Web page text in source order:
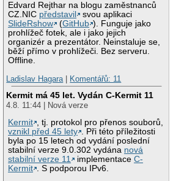
Edvard Rejthar na blogu zaměstnanců
CZ.NIC představil
svou aplikaci
SlideRshow
(GitHub ). Funguje jako
prohlížeč fotek, ale i jako jejich
organizér a prezentátor. Neinstaluje se,
běží přímo v prohlížeči. Bez serveru.
Offline.
Ladislav Hagara| Komentářů: 11
Kermit má 45 let. Vydán C-Kermit 11
4.8. 11:44 | Nová verze
Kermit , tj. protokol pro přenos souborů,
vznikl před 45 lety . Při této příležitosti
byla po 15 letech od vydání poslední
stabilní verze 9.0.302 vydána nová
stabilní verze 11
implementaceC-
Kermit . S podporou IPv6.